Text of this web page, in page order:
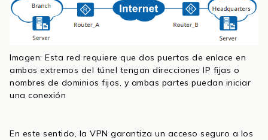
Imagen: Esta red requiere que dos puertas de enlace en
ambos extremos del túnel tengan direcciones IP fijas o
nombres de dominios fijos, y ambas partes puedan iniciar
una conexión
En este sentido, la VPN garantiza un acceso seguro a los